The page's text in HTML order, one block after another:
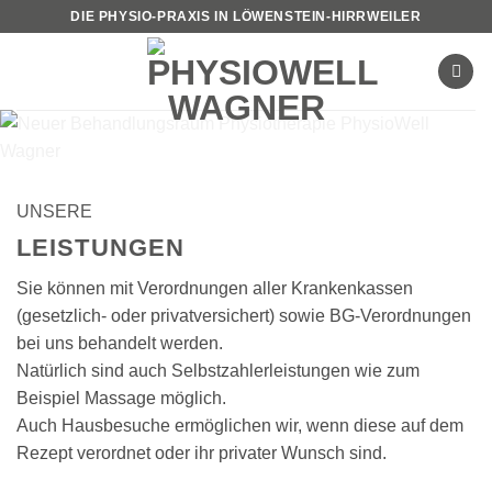
DIE PHYSIO-PRAXIS IN LÖWENSTEIN-HIRRWEILER
UNSERE
LEISTUNGEN
Sie können mit Verordnungen aller Krankenkassen
(gesetzlich- oder privatversichert) sowie BG-Verordnungen
bei uns behandelt werden.
Natürlich sind auch Selbstzahlerleistungen wie zum
Beispiel Massage möglich.
Auch Hausbesuche ermöglichen wir, wenn diese auf dem
Rezept verordnet oder ihr privater Wunsch sind.